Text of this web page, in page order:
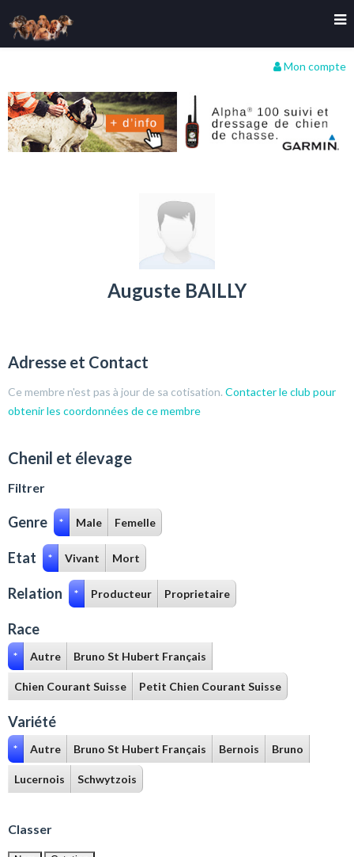
Mon compte
Auguste BAILLY
Adresse et Contact
Ce membre n'est pas à jour de sa cotisation. Contacter le club pour
obtenir les coordonnées de ce membre
Chenil et élevage
Filtrer
Genre * Male Femelle
Etat * Vivant Mort
Relation * Producteur Proprietaire
Race
* Autre Bruno St Hubert Français
Chien Courant Suisse Petit Chien Courant Suisse
Variété
* Autre Bruno St Hubert Français Bernois Bruno
Lucernois Schwytzois
Classer